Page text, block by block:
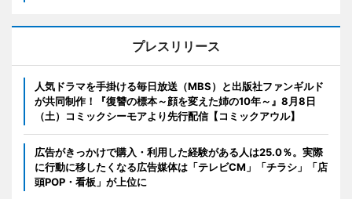
プレスリリース
人気ドラマを手掛ける毎日放送（MBS）と出版社ファンギルド
が共同制作！『復讐の標本～顔を変えた姉の10年～』8月8日
（土）コミックシーモアより先行配信【コミックアウル】
広告がきっかけで購入・利用した経験がある人は25.0％。実際
に行動に移したくなる広告媒体は「テレビCM」「チラシ」「店
頭POP・看板」が上位に